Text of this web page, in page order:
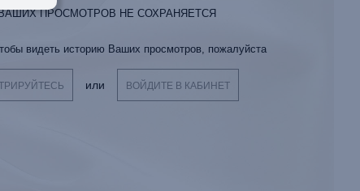
ПРОСМОТРОВ НЕ СОХРАНЯЕТСЯ
видеть историю Ваших просмотров, пожалуйста
или ВОЙДИТЕ В КАБИНЕТ